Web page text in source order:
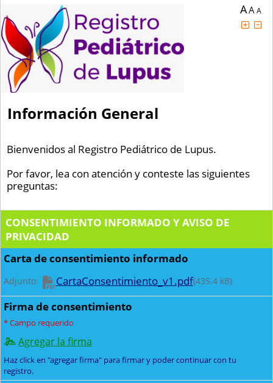
Información General
AAA
Bienvenidos al Registro Pediátrico de Lupus.
Por favor, lea con atención y conteste las siguientes
preguntas:
CONSENTIMIENTO INFORMADO Y AVISO DE
PRIVACIDAD
Carta de consentimiento informado
Adjunto: CartaConsentimiento_v1.pdf(435.4kB)
Firma de consentimiento
*Campo requerido
Agregar la firma
Haz click en "agregar firma" para firmar y poder continuar con tu
registro.